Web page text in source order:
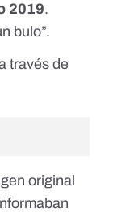
2019.
bulo”.
través de
original